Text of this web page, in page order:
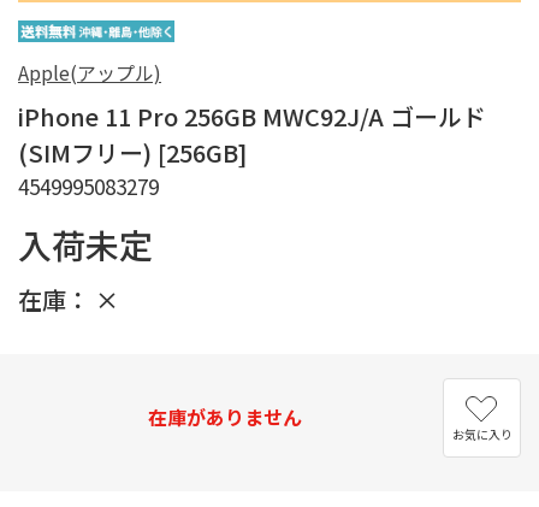
Apple(アップル)
iPhone 11 Pro 256GB MWC92J/A ゴールド
(SIMフリー) [256GB]
4549995083279
入荷未定
在庫： ×
在庫がありません
お気に入り